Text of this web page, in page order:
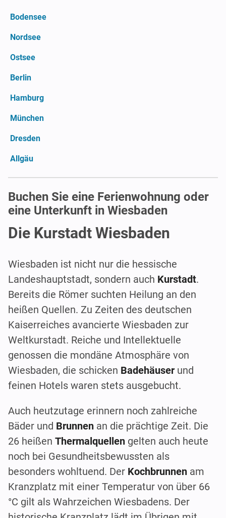
Bodensee
Nordsee
Ostsee
Berlin
Hamburg
München
Dresden
Allgäu
Buchen Sie eine Ferienwohnung oder
eine Unterkunft in Wiesbaden
Die Kurstadt Wiesbaden
Wiesbaden ist nicht nur die hessische
Landeshauptstadt, sondern auch Kurstadt.
Bereits die Römer suchten Heilung an den
heißen Quellen. Zu Zeiten des deutschen
Kaiserreiches avancierte Wiesbaden zur
Weltkurstadt. Reiche und Intellektuelle
genossen die mondäne Atmosphäre von
Wiesbaden, die schicken Badehäuser und
feinen Hotels waren stets ausgebucht.
Auch heutzutage erinnern noch zahlreiche
Bäder und Brunnen an die prächtige Zeit. Die
26 heißen Thermalquellen gelten auch heute
noch bei Gesundheitsbewussten als
besonders wohltuend. Der Kochbrunnen am
Kranzplatz mit einer Temperatur von über 66
°C gilt als Wahrzeichen Wiesbadens. Der